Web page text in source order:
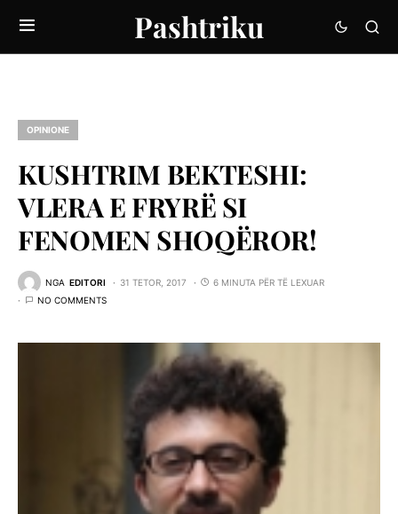
Pashtriku
OPINIONE
KUSHTRIM BEKTESHI:
VLERA E FRYRË SI
FENOMEN SHOQËROR!
NGA EDITORI 31 TETOR, 2017
6 MINUTA PËR TË LEXUAR
NO COMMENTS